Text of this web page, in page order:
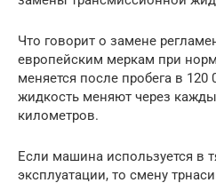
Что говорит о замене
европейским меркам при
меняется после пробега в
жидкость меняют через
километров.
Если машина используется в
эксплуатации, то смену